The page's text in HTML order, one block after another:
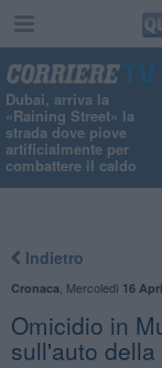
Dubai, arriva la
«Raining Street» la
strada dove piove
artificialmente per
combattere il caldo
Indietro
Cronaca Mercoledì 16
Omicidio in
sull'auto